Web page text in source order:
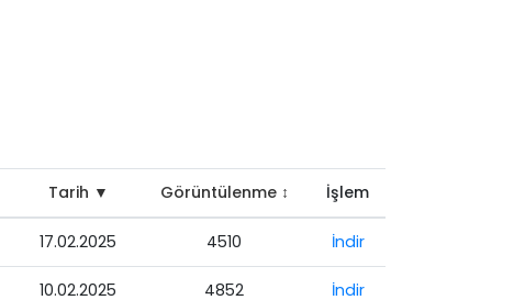
Tarih ▼ Görüntülenme ↕ İşlem
17.02.2025 4510 İndir
10.02.2025 4852 İndir